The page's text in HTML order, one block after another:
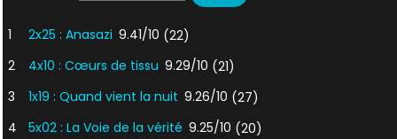
1 2x25 : Anasazi 9.41/10 (22)
2
4x10 : Cœurs de tissu 9.29/10 (21)
3
1x19 : Quand vient la nuit 9.26/10 (27)
4
5x02 : La Voie de la vérité 9.25/10 (20)